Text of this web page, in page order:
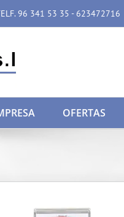
96 341 53 35 - 623472716
OFERTAS